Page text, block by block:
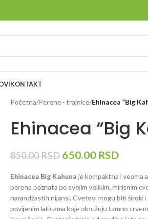
KONTAKT
Početna/Perene - trajnice/Ehinacea “Big
Ehinacea “Big
850.00RSD650.00 RSD
Ehinacea Big Kahuna je kompaktna i veoma
perena poznata po svojim velikim, mirisnim
narandžastih nijansi. Cvetovi mogu biti široki i
povijenim laticama koje okružuju tamno